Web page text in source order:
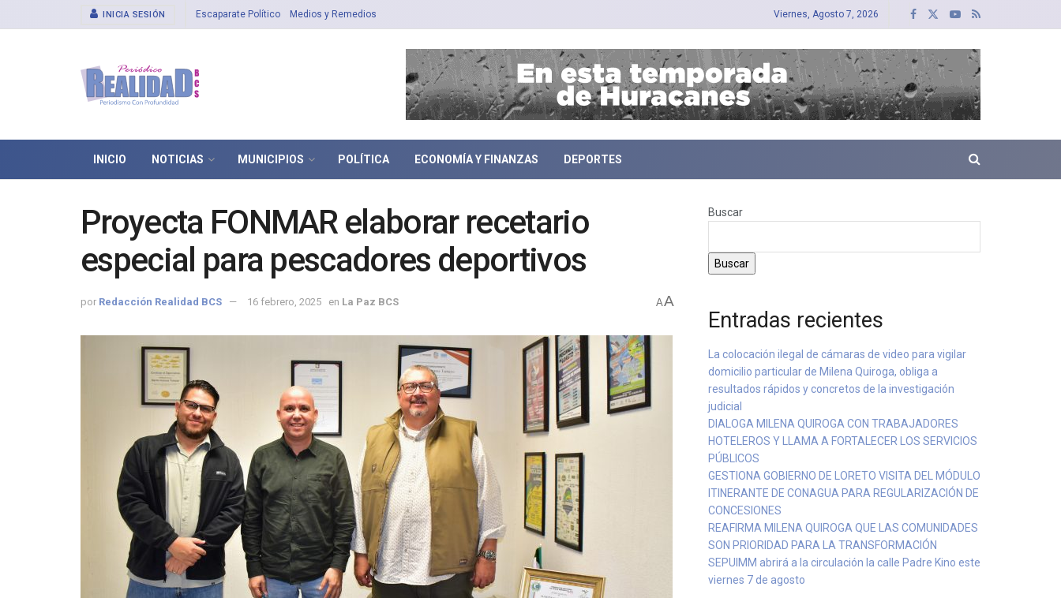
INICIA SESIÓN Escaparate Político Medios y Remedios Viernes, Agosto 7, 2026
INICIO NOTICIAS MUNICIPIOS POLÍTICA ECONOMÍA Y FINANZAS DEPORTES
Proyecta FONMAR elaborar recetario
especial para pescadores deportivos
por Redacción Realidad BCS 16 febrero, 2025 en La Paz BCS AA
Buscar
Buscar
Entradas recientes
La colocación ilegal de cámaras de video para vigilar
domicilio particular de Milena Quiroga, obliga a
resultados rápidos y concretos de la investigación
judicial
DIALOGA MILENA QUIROGA CON TRABAJADORES
HOTELEROS Y LLAMA A FORTALECER LOS SERVICIOS
PÚBLICOS
GESTIONA GOBIERNO DE LORETO VISITA DEL MÓDULO
ITINERANTE DE CONAGUA PARA REGULARIZACIÓN DE
CONCESIONES
REAFIRMA MILENA QUIROGA QUE LAS COMUNIDADES
SON PRIORIDAD PARA LA TRANSFORMACIÓN
SEPUIMM abrirá a la circulación la calle Padre Kino este
viernes 7 de agosto